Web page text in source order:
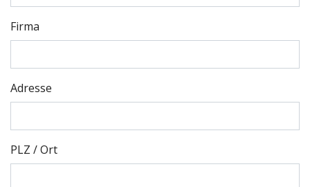
Firma
Adresse
PLZ / Ort